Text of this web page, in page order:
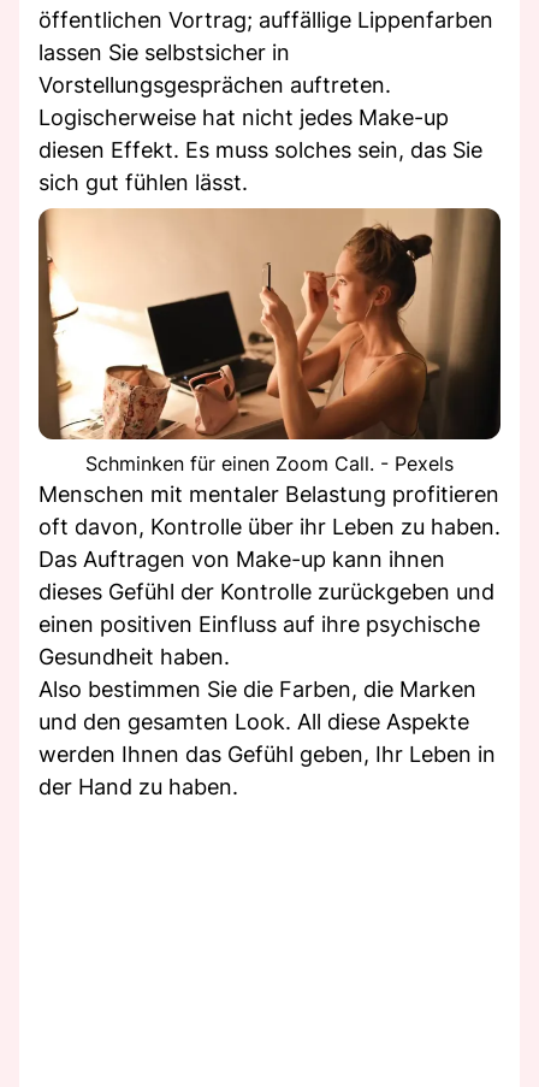
öffentlichen Vortrag; auffällige Lippenfarben
lassen Sie selbstsicher in
Vorstellungsgesprächen auftreten.
Logischerweise hat nicht jedes Make-up
diesen Effekt. Es muss solches sein, das Sie
sich gut fühlen lässt.
Schminken für einen Zoom Call. - Pexels
Menschen mit mentaler Belastung profitieren
oft davon, Kontrolle über ihr Leben zu haben.
Das Auftragen von Make-up kann ihnen
dieses Gefühl der Kontrolle zurückgeben und
einen positiven Einfluss auf ihre psychische
Gesundheit haben.
Also bestimmen Sie die Farben, die Marken
und den gesamten Look. All diese Aspekte
werden Ihnen das Gefühl geben, Ihr Leben in
der Hand zu haben.